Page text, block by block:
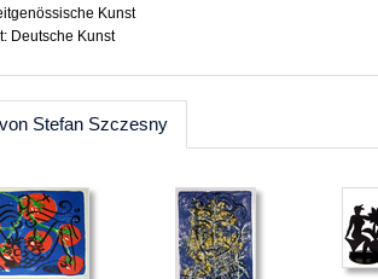
Kunst
Deutsche Kunst
Stefan Szczesny